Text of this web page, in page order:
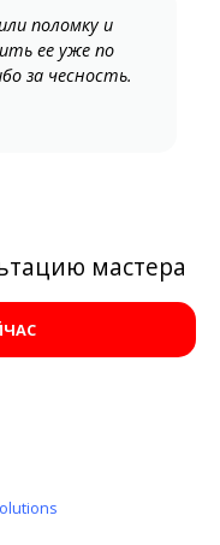
поломку и
ее уже по
за чесность.
мастера